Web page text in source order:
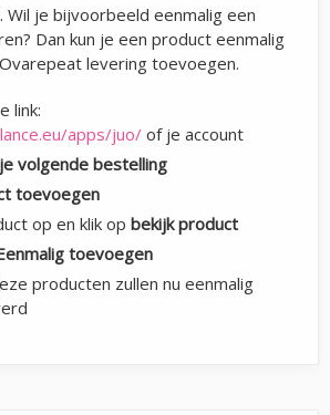
Wil je bijvoorbeeld eenmalig een
Dan kun je een product eenmalig
levering toevoegen.
link:
apps/juo/ of je account
volgende bestelling
toevoegen
op en klik op bekijk product
toevoegen
producten zullen nu eenmalig